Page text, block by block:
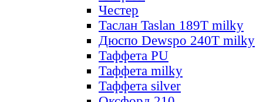
Честер
Таслан Taslan 189T milky
Дюспо Dewspo 240T milky
Таффета PU
Таффета milky
Таффета silver